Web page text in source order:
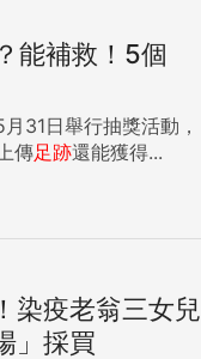
？能補救！5個
31日舉行抽獎活動，
傳足跡還能獲得...
染疫老翁三女兒
」採買